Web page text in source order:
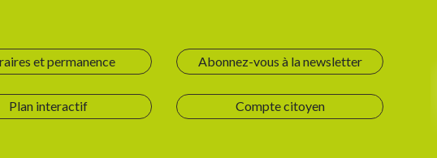
et permanence
Plan interactif
Abonnez-vous à la newsletter
Compte citoyen